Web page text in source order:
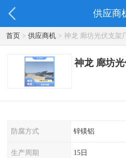
供应商
首页> 供应商机> 神龙 廊坊光伏支架
神龙 廊坊
防腐方式 锌镁铝
生产周期 15日